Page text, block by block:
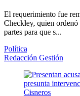
El requerimiento fue
Checkley, quien
partes para que s...
Política
Redacción Gestión